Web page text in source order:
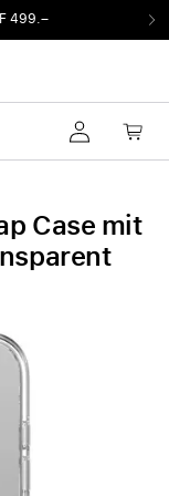
499.–
Case mit